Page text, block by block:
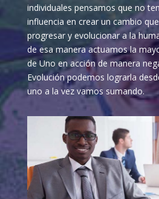
individuales pensamos que no
influencia en crear un cambio
progresar y evolucionar a la
de esa manera actuamos la
de Uno en acción de manera
Evolución podemos lograrla
uno a la vez vamos sumando.